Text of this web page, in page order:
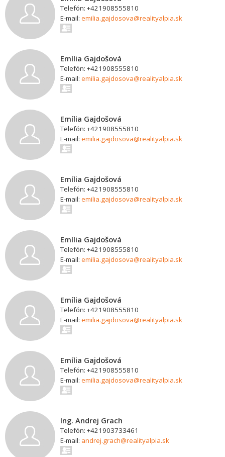
Telefón: +421908555810
E-mail: emilia.gajdosova@realityalpia.sk
Emília Gajdošová
Telefón: +421908555810
E-mail: emilia.gajdosova@realityalpia.sk
Emília Gajdošová
Telefón: +421908555810
E-mail: emilia.gajdosova@realityalpia.sk
Emília Gajdošová
Telefón: +421908555810
E-mail: emilia.gajdosova@realityalpia.sk
Emília Gajdošová
Telefón: +421908555810
E-mail: emilia.gajdosova@realityalpia.sk
Emília Gajdošová
Telefón: +421908555810
E-mail: emilia.gajdosova@realityalpia.sk
Emília Gajdošová
Telefón: +421908555810
E-mail: emilia.gajdosova@realityalpia.sk
Ing. Andrej Grach
Telefón: +421903733461
E-mail: andrej.grach@realityalpia.sk